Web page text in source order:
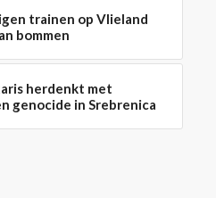
trainen op Vlieland
bommen
herdenkt met
genocide in Srebrenica